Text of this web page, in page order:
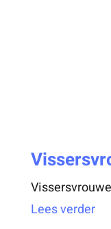
Lees verder